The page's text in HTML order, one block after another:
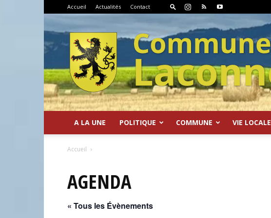
Accueil Actualités Contact
A LA UNE POLITIQUE COMMUNE VIE LOCALE
Accueil
AGENDA
« Tous les Évènements